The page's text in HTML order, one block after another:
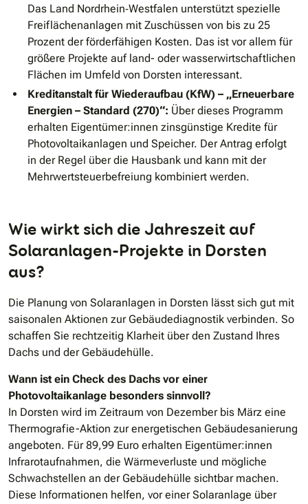
Das Land Nordrhein‑Westfalen unterstützt spezielle
Freiflächenanlagen mit Zuschüssen von bis zu 25
Prozent der förderfähigen Kosten. Das ist vor allem für
größere Projekte auf land- oder wasserwirtschaftlichen
Flächen im Umfeld von Dorsten interessant.
Kreditanstalt für Wiederaufbau (KfW) – „Erneuerbare
Energien – Standard (270)“: Über dieses Programm
erhalten Eigentümer:innen zinsgünstige Kredite für
Photovoltaikanlagen und Speicher. Der Antrag erfolgt
in der Regel über die Hausbank und kann mit der
Mehrwertsteuerbefreiung kombiniert werden.
Wie wirkt sich die Jahreszeit auf
Solaranlagen-Projekte in Dorsten
aus?
Die Planung von Solaranlagen in Dorsten lässt sich gut mit
saisonalen Aktionen zur Gebäudediagnostik verbinden. So
schaffen Sie rechtzeitig Klarheit über den Zustand Ihres
Dachs und der Gebäudehülle.
Wann ist ein Check des Dachs vor einer
Photovoltaikanlage besonders sinnvoll?
In Dorsten wird im Zeitraum von Dezember bis März eine
Thermografie-Aktion zur energetischen Gebäudesanierung
angeboten. Für 89,99 Euro erhalten Eigentümer:innen
Infrarotaufnahmen, die Wärmeverluste und mögliche
Schwachstellen an der Gebäudehülle sichtbar machen.
Diese Informationen helfen, vor einer Solaranlage über